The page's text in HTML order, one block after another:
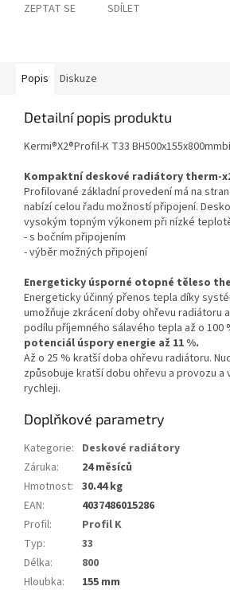
ZEPTAT SE SDÍLET
Popis Diskuze
Detailní popis produktu
Kermi®X2®Profil-K T33
Kompaktní deskové radiátory therm-
Profilované základní provedení má na
nabízí celou řadu možností připojení.
vysokým topným výkonem při nízké
- s bočním připojením
- výběr možných připojení
Energeticky úsporné otopné těleso
Energeticky účinný přenos tepla díky
umožňuje zkrácení doby ohřevu radiátoru
podílu příjemného sálavého tepla až o 100
potenciál úspory energie až 11 %.
Až o 25 % kratší doba ohřevu radiátoru.
způsobuje kratší dobu ohřevu a provozu a
rychleji.
Doplňkové parametry
Kategorie: Deskové radiátory
Záruka:
24 měsíců
Hmotnost: 30.44 kg
EAN:
4037486015286
Profil:
Profil K
Typ:
33
Délka:
800
Hloubka:
155 mm